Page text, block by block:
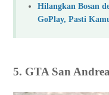
Hilangkan Bosan
GoPlay, Pasti
5. GTA San